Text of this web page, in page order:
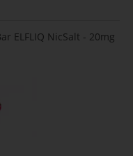
ELFLIQ NicSalt - 20mg